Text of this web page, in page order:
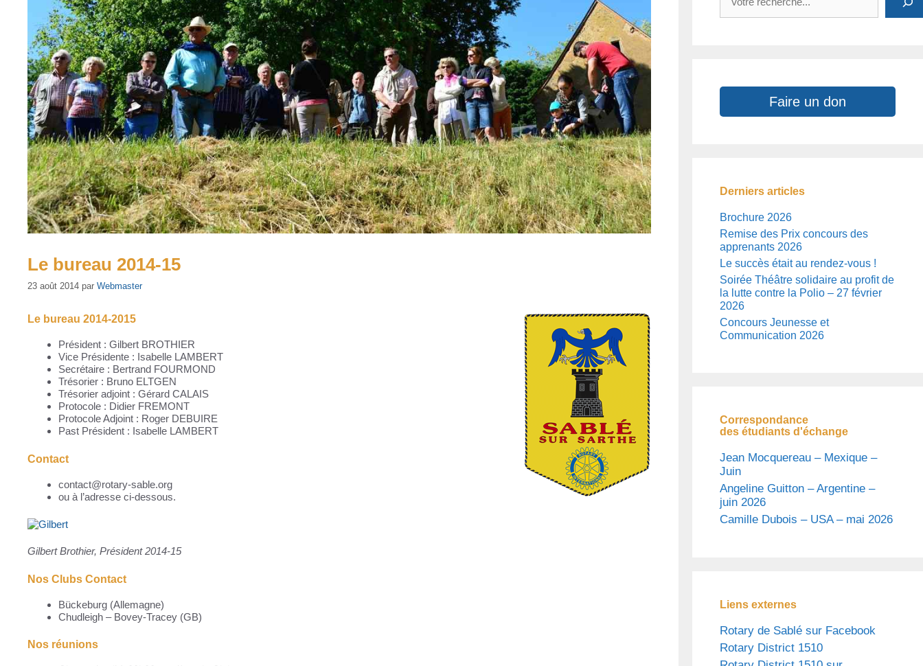
Le bureau 2014-15
23 août 2014 par Webmaster
Le bureau 2014-2015
Président : Gilbert BROTHIER
Vice Présidente : Isabelle LAMBERT
Secrétaire : Bertrand FOURMOND
Trésorier : Bruno ELTGEN
Trésorier adjoint : Gérard CALAIS
Protocole : Didier FREMONT
Protocole Adjoint : Roger DEBUIRE
Past Président : Isabelle LAMBERT
Contact
contact@rotary-sable.org
ou à l’adresse ci-dessous.
Gilbert Brothier, Président 2014-15
Nos Clubs Contact
Bückeburg (Allemagne)
Chudleigh – Bovey-Tracey (GB)
Nos réunions
Faire un don
Derniers articles
Brochure 2026
Remise des Prix concours des
apprenants 2026
Le succès était au rendez-vous !
Soirée Théâtre solidaire au profit de
la lutte contre la Polio – 27 février
2026
Concours Jeunesse et
Communication 2026
Correspondance
des étudiants d'échange
Jean Mocquereau – Mexique –
Juin
Angeline Guitton – Argentine –
juin 2026
Camille Dubois – USA – mai 2026
Liens externes
Rotary de Sablé sur Facebook
Rotary District 1510